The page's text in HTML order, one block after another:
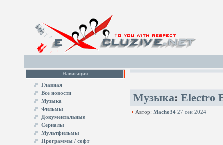
Навигация
Главная
Все новости
Музыка
Фильмы
Документальные
Сериалы
Мультфильмы
Программы / софт
Музыка: Electro
Автор: Macho34 27 сен 2024